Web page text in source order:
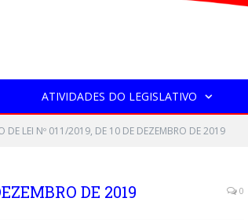
ATIVIDADES DO LEGISLATIVO
DE LEI Nº 011/2019, DE 10 DE DEZEMBRO DE 2019
DE 2019 0